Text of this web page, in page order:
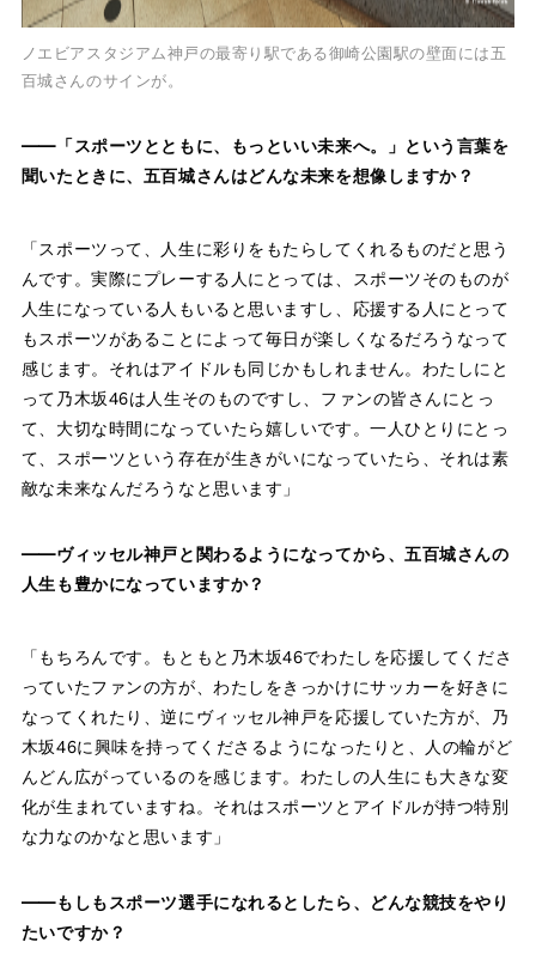
ノエビアスタジアム神戸の最寄り駅である御崎公園駅の壁面には五
百城さんのサインが。
——「スポーツとともに、もっといい未来へ。」という言葉を
聞いたときに、五百城さんはどんな未来を想像しますか？
「スポーツって、人生に彩りをもたらしてくれるものだと思う
んです。実際にプレーする人にとっては、スポーツそのものが
人生になっている人もいると思いますし、応援する人にとって
もスポーツがあることによって毎日が楽しくなるだろうなって
感じます。それはアイドルも同じかもしれません。わたしにと
って乃木坂46は人生そのものですし、ファンの皆さんにとっ
て、大切な時間になっていたら嬉しいです。一人ひとりにとっ
て、スポーツという存在が生きがいになっていたら、それは素
敵な未来なんだろうなと思います」
——ヴィッセル神戸と関わるようになってから、五百城さんの
人生も豊かになっていますか？
「もちろんです。もともと乃木坂46でわたしを応援してくださ
っていたファンの方が、わたしをきっかけにサッカーを好きに
なってくれたり、逆にヴィッセル神戸を応援していた方が、乃
木坂46に興味を持ってくださるようになったりと、人の輪がど
んどん広がっているのを感じます。わたしの人生にも大きな変
化が生まれていますね。それはスポーツとアイドルが持つ特別
な力なのかなと思います」
——もしもスポーツ選手になれるとしたら、どんな競技をやり
たいですか？